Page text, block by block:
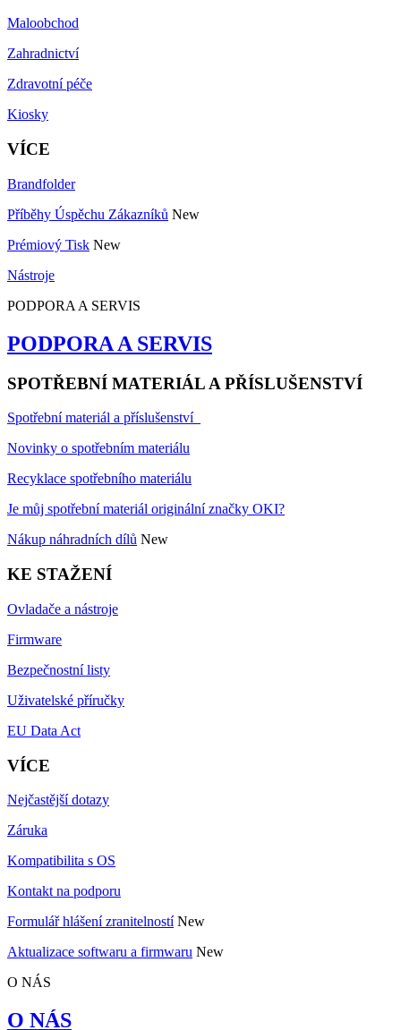
Maloobchod
Zahradnictví
Zdravotní péče
Kiosky
VÍCE
Brandfolder
Příběhy Úspěchu Zákazníků New
Prémiový Tisk New
Nástroje
PODPORA A SERVIS
PODPORA A SERVIS
SPOTŘEBNÍ MATERIÁL A PŘÍSLUŠENSTVÍ
Spotřební materiál a příslušenství
Novinky o spotřebním materiálu
Recyklace spotřebního materiálu
Je můj spotřební materiál originální značky OKI?
Nákup náhradních dílů New
KE STAŽENÍ
Ovladače a nástroje
Firmware
Bezpečnostní listy
Uživatelské příručky
EU Data Act
VÍCE
Nejčastější dotazy
Záruka
Kompatibilita s OS
Kontakt na podporu
Formulář hlášení zranitelností New
Aktualizace softwaru a firmwaru New
O NÁS
O NÁS